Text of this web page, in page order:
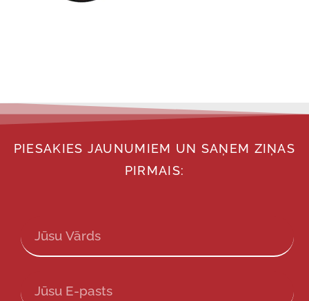
PIESAKIES JAUNUMIEM UN SAŅEM ZIŅAS
PIRMAIS: